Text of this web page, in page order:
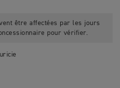
être affectées par les jours
pour vérifier.